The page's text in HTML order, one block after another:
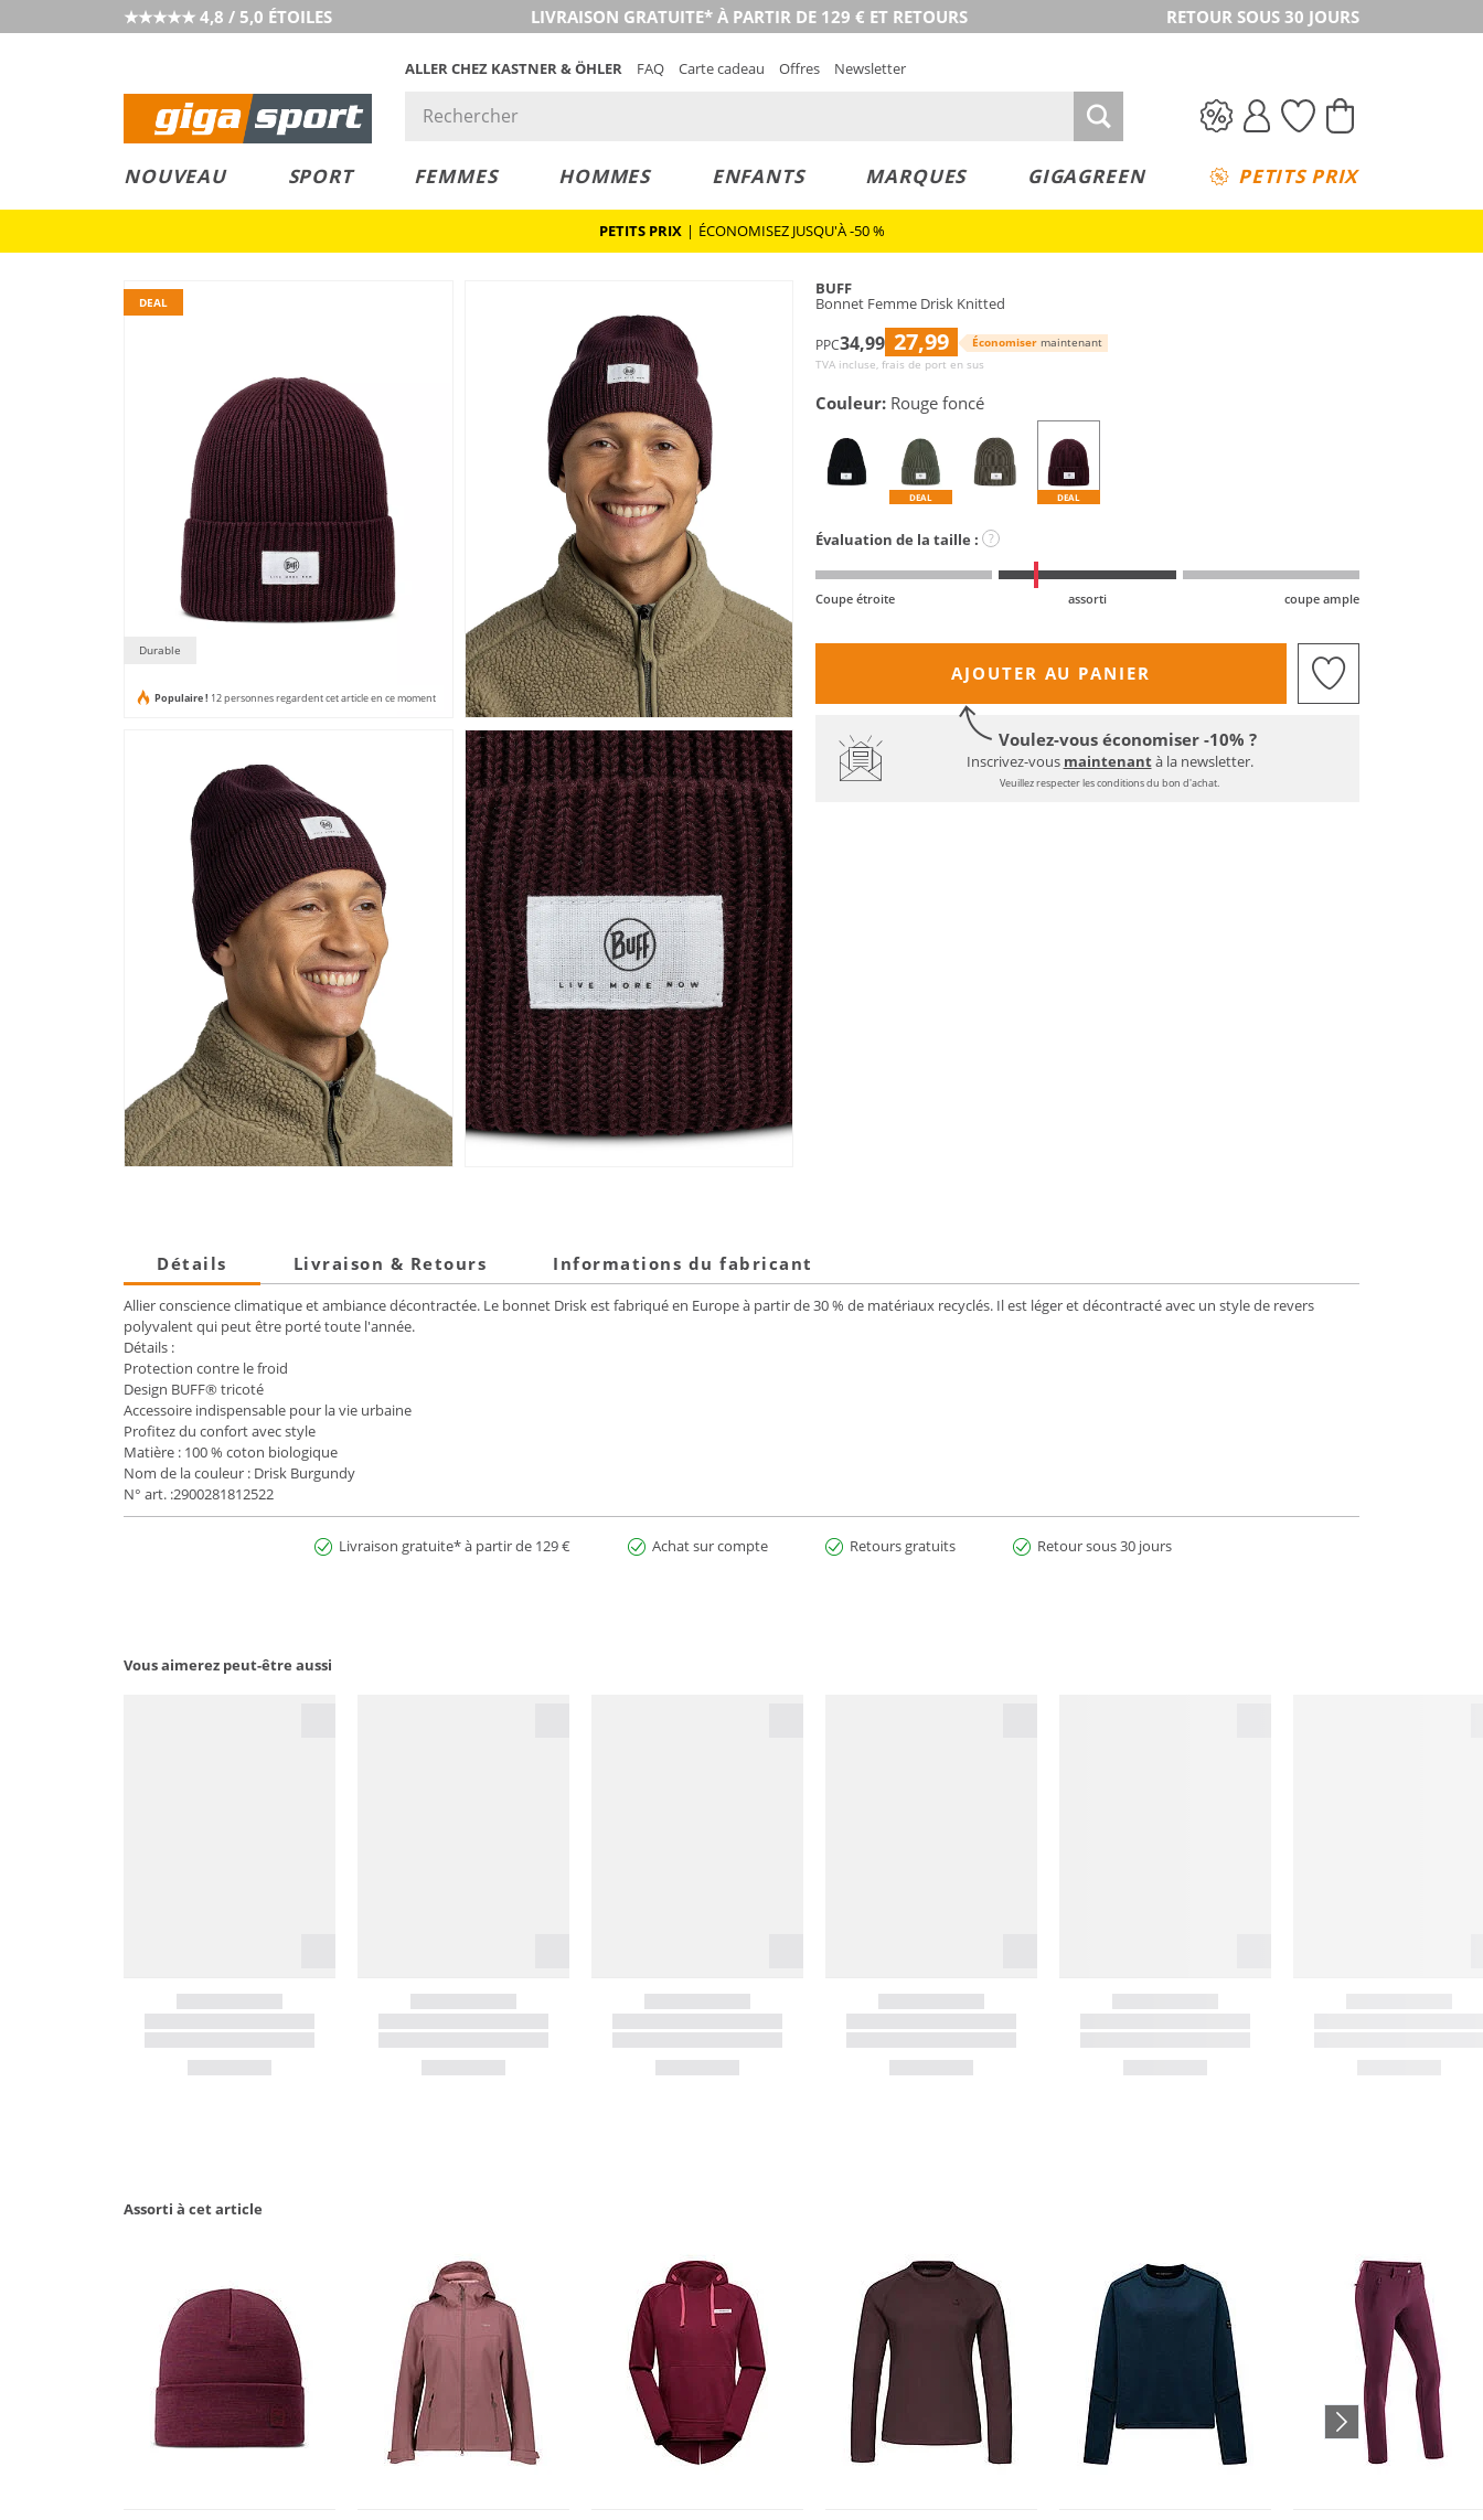
★★★★★ 4,8 / 5,0 ÉTOILES LIVRAISON GRATUITE* À PARTIR DE 129 € ET RETOURS RETOUR SOUS 30 JOURS
ALLER CHEZ KASTNER & ÖHLER FAQ Carte cadeau Offres Newsletter
NOUVEAU SPORT FEMMES HOMMES ENFANTS MARQUES GIGAGREEN PETITS PRIX
PETITS PRIX | ÉCONOMISEZ JUSQU'À -50 %
DEAL
Durable
Populaire ! 12 personnes regardent cet article en ce moment
BUFF
Bonnet Femme Drisk Knitted
PPC34,99 27,99 Économiser maintenant
TVA incluse, frais de port en sus
Couleur: Rouge foncé
DEAL DEAL
Évaluation de la taille : ?
Coupe étroite assorti coupe ample
AJOUTER AU PANIER
Voulez-vous économiser -10% ?
Inscrivez-vous maintenantà la newsletter.
Veuillez respecter les conditions du bon d'achat.
Détails Livraison & Retours Informations du fabricant
Allier conscience climatique et ambiance décontractée. Le bonnet Drisk est fabriqué en Europe à partir de 30 % de matériaux recyclés. Il est léger et décontracté avec un style de revers
polyvalent qui peut être porté toute l'année.
Détails :
Protection contre le froid
Design BUFF® tricoté
Accessoire indispensable pour la vie urbaine
Profitez du confort avec style
Matière : 100 % coton biologique
Nom de la couleur : Drisk Burgundy
N° art. :2900281812522
Livraison gratuite* à partir de 129 € Achat sur compte Retours gratuits Retour sous 30 jours
Vous aimerez peut-être aussi
Assorti à cet article